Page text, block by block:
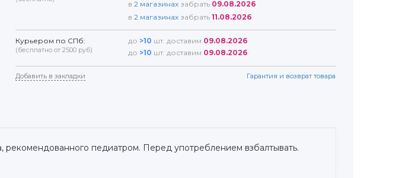
в 2 магазинах забрать 09.08.2026
в 2 магазинах забрать 11.08.2026
Курьером по СПб:
(бесплатно от 2500 руб)
до >10 шт. доставим 09.08.2026
до >10 шт. доставим 09.08.2026
Добавить в закладки Гарантия и возврат товара
рекомендованного педиатром. Перед употреблением взбалтывать.